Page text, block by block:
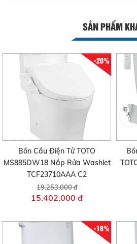
SẢN PHẨM
-20%
Bồn Cầu Điện Tử TOTO
MS885DW18 Nắp Rửa Washlet
TCF23710AAA C2
19.253.000 đ
15.402.000 đ
-18%